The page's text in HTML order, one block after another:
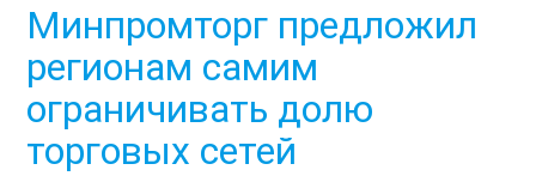
Минпромторг предложил
регионам самим
ограничивать долю
торговых сетей